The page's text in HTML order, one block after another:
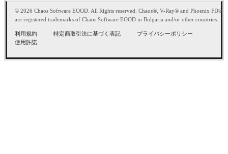
© 2026 Chaos Software EOOD. All Rights reserved. Chaos®, V-Ray® and Phoenix FD®
are registered trademarks of Chaos Software EOOD in Bulgaria and/or other countries.
利用規約 特定商取引法に基づく表記
プライバシーポリシー
使用許諾